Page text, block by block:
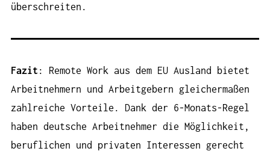
überschreiten.
Fazit : Remote Work aus dem EU Ausland bietet
Arbeitnehmern und Arbeitgebern gleichermaßen
zahlreiche Vorteile. Dank der 6-Monats-Regel
haben deutsche Arbeitnehmer die Möglichkeit,
beruflichen und privaten Interessen gerecht